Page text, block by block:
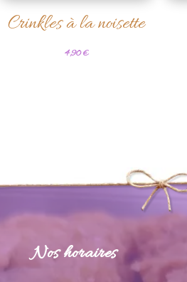
Crinkles à la noisette
4,90€
Nos horaires